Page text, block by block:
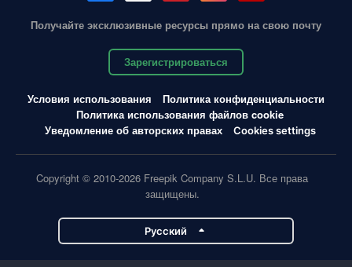
Получайте эксклюзивные ресурсы прямо на свою почту
Зарегистрироваться
Условия использования
Политика конфиденциальности
Политика использования файлов cookie
Уведомление об авторских правах
Cookies settings
Copyright © 2010-2026 Freepik Company S.L.U. Все права
защищены.
Pусский